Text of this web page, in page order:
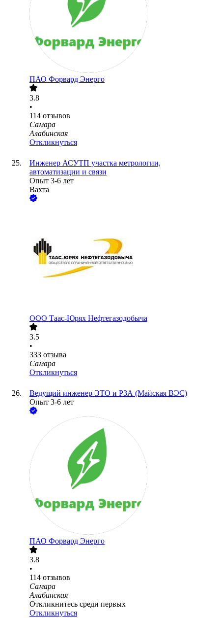
ПАО Форвард Энерго
3.8
•
114 отзывов
Самара
Алабинская
Откликнуться
Инженер АСУТП участка метрологии,
автоматизации и связи
Опыт 3-6 лет
Вахта
ООО Таас-Юрях Нефтегазодобыча
3.5
•
333 отзыва
Самара
Откликнуться
Ведущий инженер ЭТО и РЗА (Майская ВЭС)
Опыт 3-6 лет
ПАО Форвард Энерго
3.8
•
114 отзывов
Самара
Алабинская
Откликнитесь среди первых
Откликнуться